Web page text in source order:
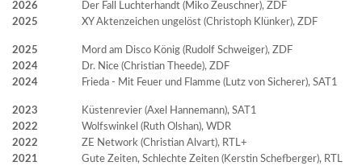
2026
Der Fall Luchterhandt (Miko Zeuschner), ZDF
2025
XY Aktenzeichen ungelöst (Christoph Klünker), ZDF
2025
Mord am Disco König (Rudolf Schweiger), ZDF
2024
Dr. Nice (Christian Theede), ZDF
2024
Frieda - Mit Feuer und Flamme (Lutz von Sicherer), SAT1
2023
Küstenrevier (Axel Hannemann), SAT1
2022
Wolfswinkel (Ruth Olshan), WDR
2022
ZE Network (Christian Alvart), RTL+
2021
Gute Zeiten, Schlechte Zeiten (Kerstin Schefberger), RTL